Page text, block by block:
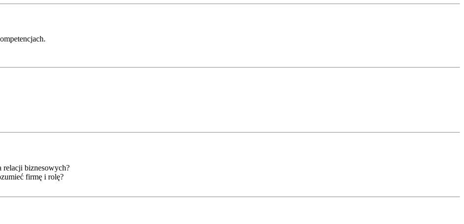
relacji biznesowych?
firmę i rolę?